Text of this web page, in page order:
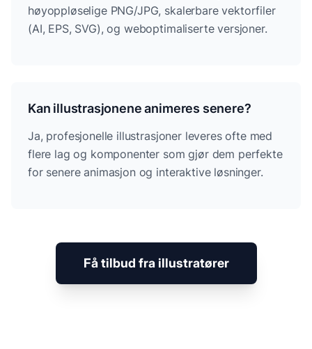
høyoppløselige PNG/JPG, skalerbare vektorfiler
(AI, EPS, SVG), og weboptimaliserte versjoner.
Kan illustrasjonene animeres senere?
Ja, profesjonelle illustrasjoner leveres ofte med
flere lag og komponenter som gjør dem perfekte
for senere animasjon og interaktive løsninger.
Få tilbud fra illustratører